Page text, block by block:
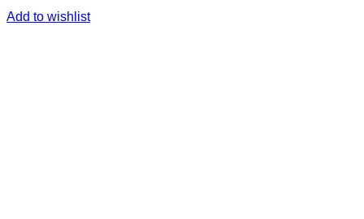
Add to wishlist